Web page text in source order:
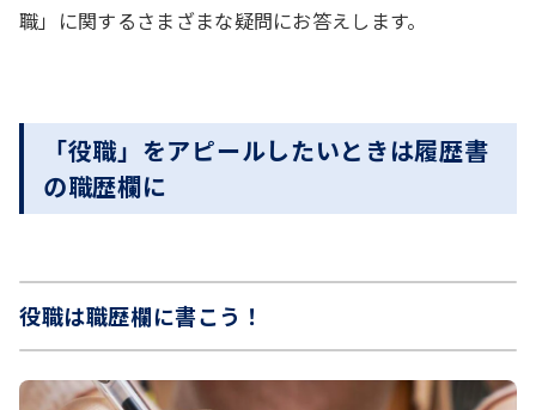
職」に関するさまざまな疑問にお答えします。
「役職」をアピールしたいときは履歴書
の職歴欄に
役職は職歴欄に書こう！